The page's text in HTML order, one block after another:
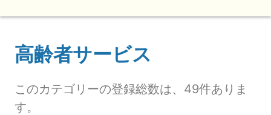
高齢者サービス
このカテゴリーの登録総数は、49件ありま
す。